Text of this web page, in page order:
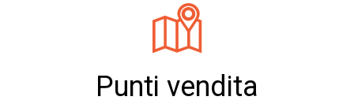
Punti vendita